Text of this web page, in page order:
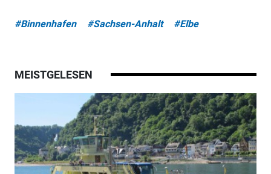
#Binnenhafen #Sachsen-Anhalt #Elbe
MEISTGELESEN